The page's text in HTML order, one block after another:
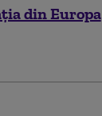
din Europa